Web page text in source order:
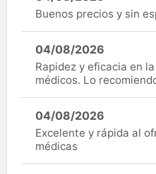
Buenos precios y sin
04/08/2026
Rapidez y eficacia en
médicos. Lo
04/08/2026
Excelente y rápida al
médicas